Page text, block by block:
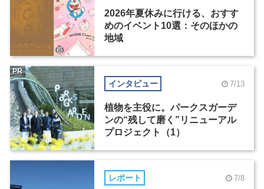
2026年夏休みに行ける、おすす
めのイベント10選：そのほかの
地域
インタビュー 7/13
植物を主役に。パークスガーデ
ンの“残して磨く”リニューアル
プロジェクト（1）
PR
レポート 7/8